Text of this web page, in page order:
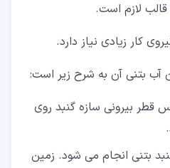
لازم است.
کار زیادی نیاز دارد.
بتنی آن به شرح زیر است:
قطر بیرونی سازه گنبد روی
بتنی انجام می شود. زمین